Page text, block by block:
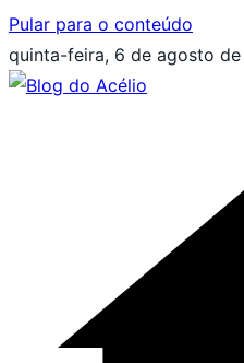
Pular para o conteúdo
quinta-feira, 6 de agosto